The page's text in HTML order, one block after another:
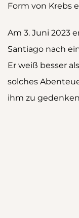
Form von Krebs
Am 3. Juni 2023
Santiago nach
Er weiß besser
solches
ihm zu